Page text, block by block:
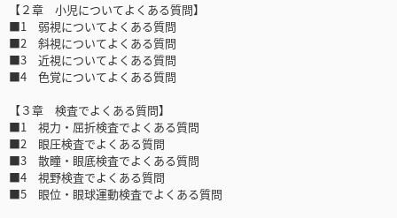
【２章 小児についてよくある質問】
■1 弱視についてよくある質問
■2 斜視についてよくある質問
■3 近視についてよくある質問
■4 色覚についてよくある質問
【３章 検査でよくある質問】
■1 視力・屈折検査でよくある質問
■2 眼圧検査でよくある質問
■3 散瞳・眼底検査でよくある質問
■4 視野検査でよくある質問
■5 眼位・眼球運動検査でよくある質問